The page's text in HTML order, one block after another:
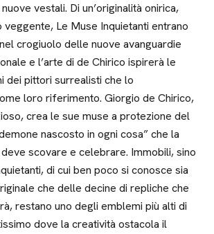
vestali. Di un’originalità onirica,
Le Muse Inquietanti entrano
crogiuolo delle nuove avanguardie
e l’arte di de Chirico ispirerà le
dei pittori surrealisti che lo
loro riferimento. Giorgio de Chirico,
crea le sue muse a protezione del
nascosto in ogni cosa” che la
scovare e celebrare. Immobili, sino
di cui ben poco si conosce sia
che delle decine di repliche che
restano uno degli emblemi più alti di
dove la creatività ostacola il